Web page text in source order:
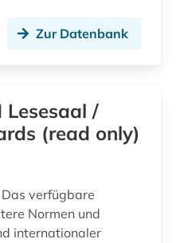
Zur Datenbank
Lesesaal /
(read only)
verfügbare
Normen und
internationaler